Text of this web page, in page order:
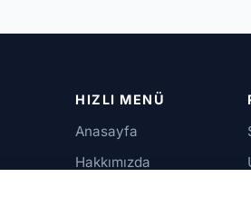
HIZLI MENÜ
Anasayfa
Hakkımızda